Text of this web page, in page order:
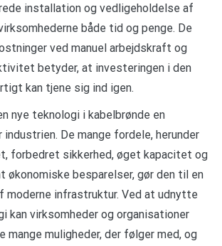
installation og vedligeholdelse af
både tid og penge. De
ved manuel arbejdskraft og
betyder, at investeringen i den
kan tjene sig ind igen.
nye teknologi i kabelbrønde en
industrien. De mange fordele, herunder
forbedret sikkerhed, øget kapacitet og
besparelser, gør den til en
moderne infrastruktur. Ved at udnytte
kan virksomheder og organisationer
mange muligheder, der følger med, og